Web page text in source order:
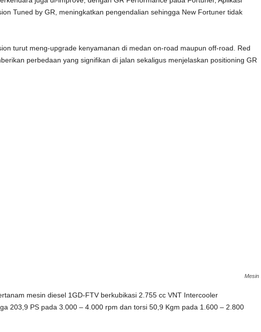
Tuned by GR, meningkatkan pengendalian sehingga New Fortuner tidak
turut meng-upgrade kenyamanan di medan on-road maupun off-road. Red
perbedaan yang signifikan di jalan sekaligus menjelaskan positioning GR
Mesin
mesin diesel 1GD-FTV berkubikasi 2.755 cc VNT Intercooler
203,9 PS pada 3.000 – 4.000 rpm dan torsi 50,9 Kgm pada 1.600 – 2.800